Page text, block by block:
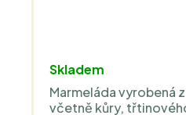
Skladem
Marmeláda vyrobená
včetně kůry,